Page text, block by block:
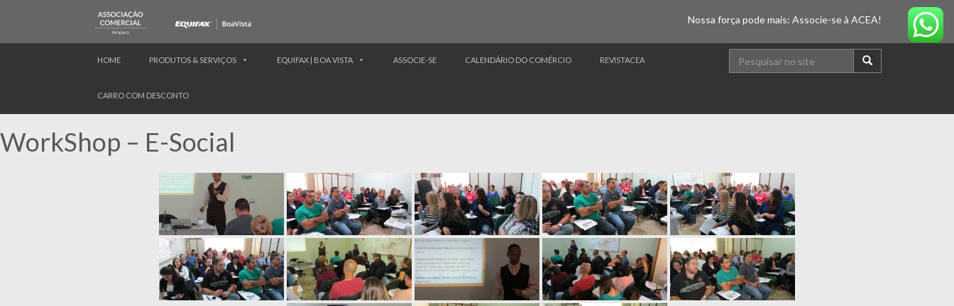
Nossa força pode mais: Associe-se à ACEA!
HOME PRODUTOS & SERVIÇOS EQUIFAX | BOA VISTA ASSOCIE-SE CALENDÁRIO DO COMÉRCIO REVISTACEA
CARRO COM DESCONTO
WorkShop – E-Social